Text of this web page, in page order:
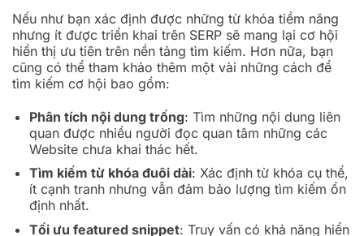
Nếu như bạn xác định được những từ khóa tiềm năng
nhưng ít được triển khai trên SERP sẽ mang lại cơ hội
hiển thị ưu tiên trên nền tảng tìm kiếm. Hơn nữa, bạn
cũng có thể tham khảo thêm một vài những cách để
tìm kiếm cơ hội bao gồm:
Phân tích nội dung trống: Tìm những nội dung liên
quan được nhiều người đọc quan tâm những các
Website chưa khai thác hết.
Tìm kiếm từ khóa đuôi dài: Xác định từ khóa cụ thể,
ít cạnh tranh nhưng vẫn đảm bảo lượng tìm kiếm ổn
định nhất.
Tối ưu featured snippet: Truy vấn có khả năng hiển